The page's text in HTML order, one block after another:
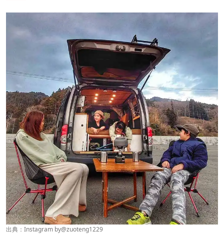
出典：Instagram by@zuoteng1229